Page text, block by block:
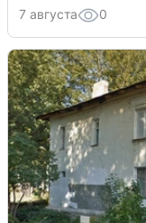
7 августа 0